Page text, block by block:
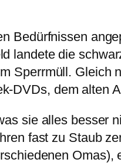
Bedürfnissen
landete die
Sperrmüll. Gleich
DVDs, dem alten
sie alles besser
fast zu Staub